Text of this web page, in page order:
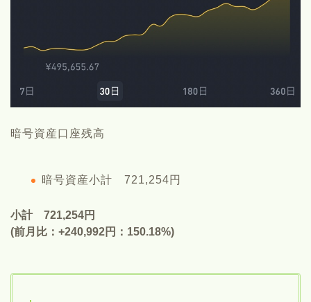
暗号資産口座残高
暗号資産小計 721,254円
小計 721,254円
(前月比：+240,992円：150.18%)